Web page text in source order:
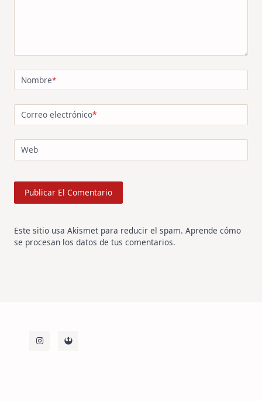
Nombre*
Correo electrónico*
Web
Este sitio usa Akismet para reducir el spam. Aprende cómo
se procesan los datos de tus comentarios.